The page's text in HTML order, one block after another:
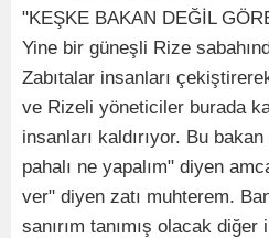
"KEŞKE BAKAN DEĞİL
Yine bir güneşli Rize
Zabıtalar insanları
ve Rizeli yöneticiler burada
insanları kaldırıyor. Bu
pahalı ne yapalım" diyen
ver" diyen zatı muhterem.
sanırım tanımış olacak